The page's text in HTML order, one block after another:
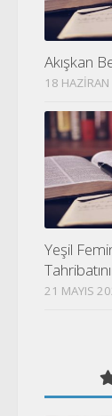
Akışkan
18
Yeşil
21 MAYIS